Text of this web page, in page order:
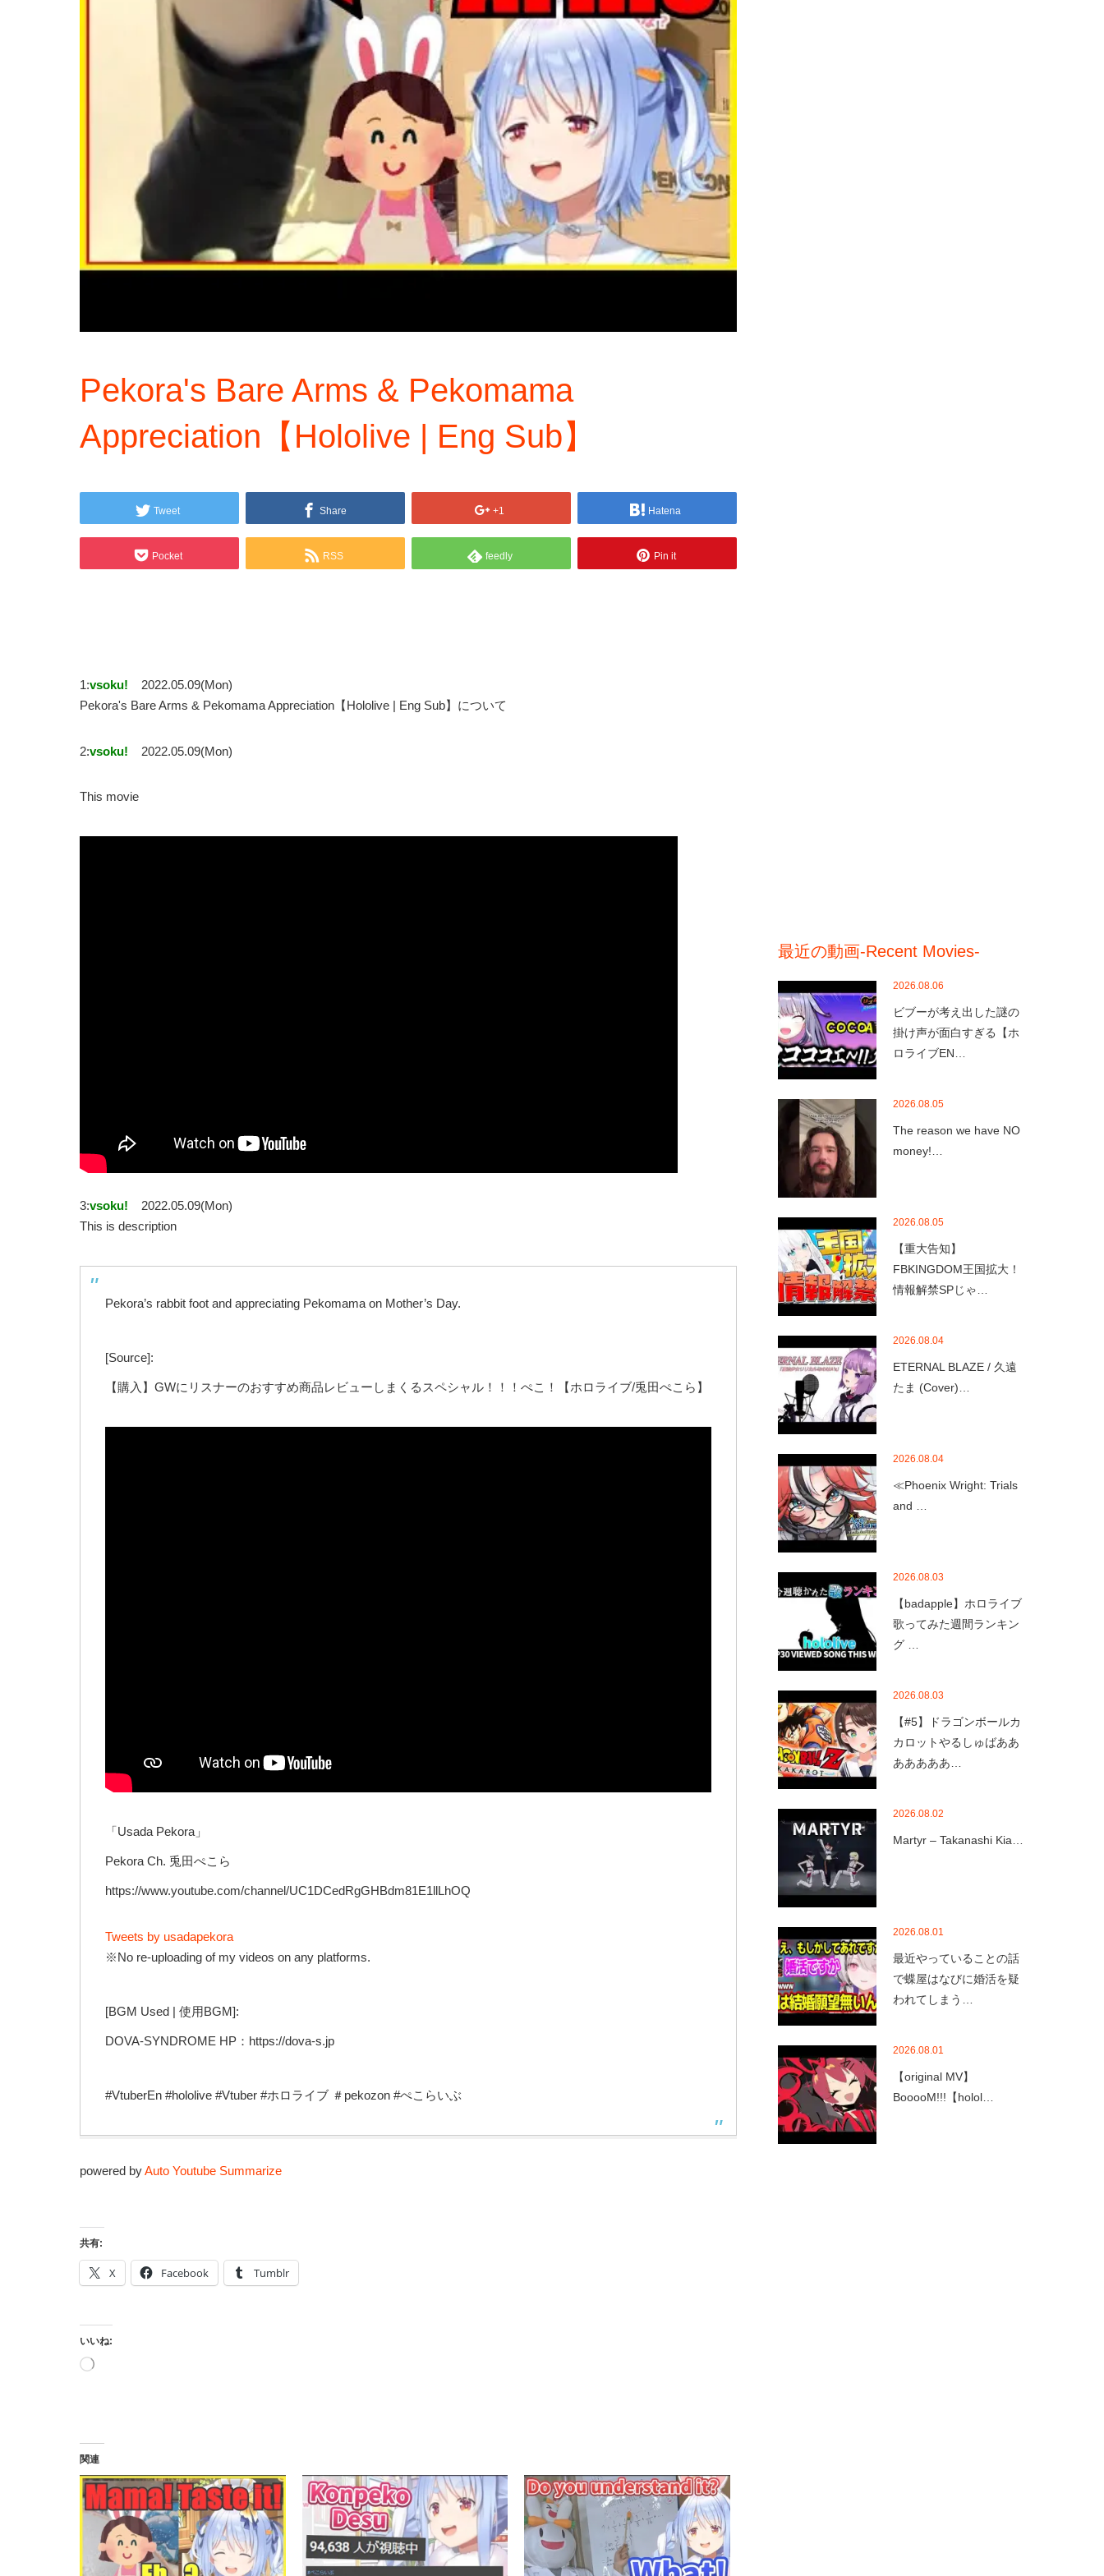
Pekora's Bare Arms & Pekomama
Appreciation【Hololive | Eng Sub】
Tweet Share +1 Hatena
Pocket RSS feedly Pin it
1:vsoku!
2022.05.09(Mon)
Pekora's Bare Arms & Pekomama Appreciation【Hololive | Eng Sub】について
2:vsoku! 2022.05.09(Mon)
This movie
3:vsoku!
2022.05.09(Mon)
This is description
Pekora’s rabbit foot and appreciating Pekomama on Mother’s Day.
[Source]:
【購入】GWにリスナーのおすすめ商品レビューしまくるスペシャル！！！ぺこ！【ホロライブ/兎田ぺこら】
「Usada Pekora」
Pekora Ch. 兎田ぺこら
https://www.youtube.com/channel/UC1DCedRgGHBdm81E1llLhOQ
Tweets by usadapekora
※No re-uploading of my videos on any platforms.
[BGM Used | 使用BGM]:
DOVA-SYNDROME HP：https://dova-s.jp
#VtuberEn #hololive #Vtuber #ホロライブ ＃pekozon #ぺこらいぶ
powered byAuto Youtube Summarize
共有:
X Facebook Tumblr
いいね:
読
み
関連
最近の動画-Recent Movies-
2026.08.06
ビブーが考え出した謎の
掛け声が面白すぎる【ホ
ロライブEN…
2026.08.05
The reason we have NO
money!…
2026.08.05
【重大告知】
FBKINGDOM王国拡大！
情報解禁SPじゃ…
2026.08.04
ETERNAL BLAZE / 久遠
たま (Cover)…
2026.08.04
≪Phoenix Wright: Trials
and …
2026.08.03
【badapple】ホロライブ
歌ってみた週間ランキン
グ …
2026.08.03
【#5】ドラゴンボールカ
カロットやるしゅばああ
あああああ…
2026.08.02
Martyr – Takanashi Kia…
2026.08.01
最近やっていることの話
で蝶屋はなびに婚活を疑
われてしまう…
2026.08.01
【original MV】
BooooM!!!【holol…